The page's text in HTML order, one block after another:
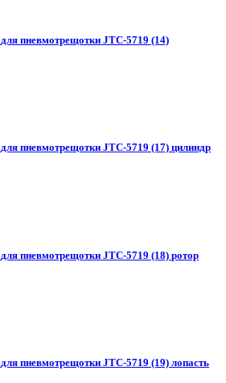
для пневмотрещотки JTC-5719 (14)
для пневмотрещотки JTC-5719 (17) цилиндр
для пневмотрещотки JTC-5719 (18) ротор
для пневмотрещотки JTC-5719 (19) лопасть